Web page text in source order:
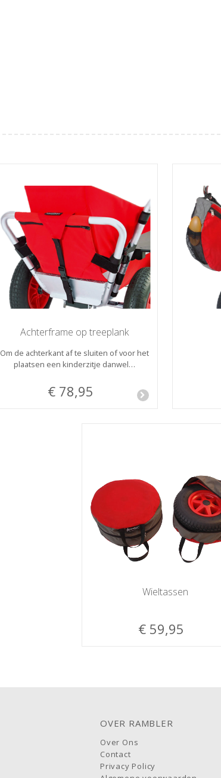
Achterframe op treeplank
Om de achterkant af te sluiten of voor het
plaatsen een kinderzitje danwel…
€ 78,95
Wieltassen
€ 59,95
OVER RAMBLER
Over Ons
Contact
Privacy Policy